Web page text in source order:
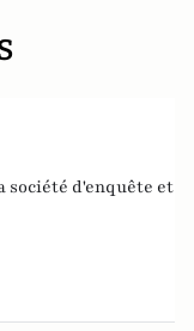
société d'enquête et